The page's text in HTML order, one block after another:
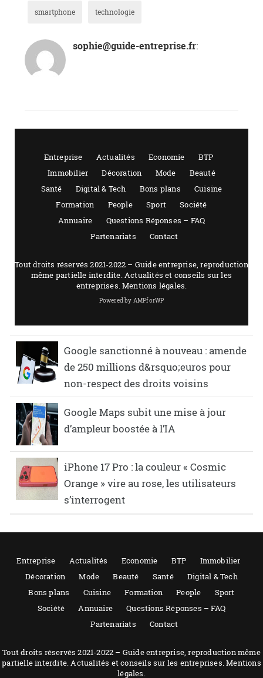
Google sanctionné à nouveau : amende
de 250 millions d&rsquo;euros pour
non-respect des droits voisins
Google Maps subit une mise à jour
d’ampleur boostée à l’IA
iPhone 17 Pro : la couleur « Cosmic
Orange » vire au rose, les utilisateurs
s’interrogent
Entreprise Actualités Economie BTP
Immobilier
Décoration
Mode Beauté Santé
Digital & Tech
Bons plans
Cuisine Formation People
Sport
Société
Annuaire
Questions Réponses – FAQ
Partenariats
Contact
Tout droits réservés 2021-2022 – Guide entreprise, reproduction même
partielle interdite. Actualités et conseils sur les entreprises. Mentions
légales.